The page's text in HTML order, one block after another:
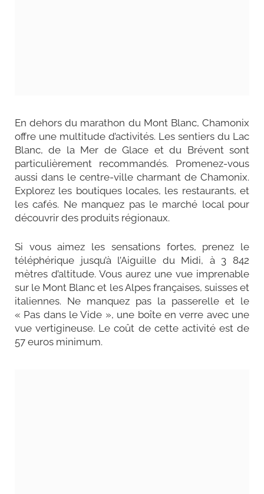
En dehors du marathon du Mont Blanc, Chamonix
offre une multitude d’activités. Les sentiers du Lac
Blanc, de la Mer de Glace et du Brévent sont
particulièrement recommandés. Promenez-vous
aussi dans le centre-ville charmant de Chamonix.
Explorez les boutiques locales, les restaurants, et
les cafés. Ne manquez pas le marché local pour
découvrir des produits régionaux.
Si vous aimez les sensations fortes, prenez le
téléphérique jusqu’à l’Aiguille du Midi, à 3 842
mètres d’altitude. Vous aurez une vue imprenable
sur le Mont Blanc et les Alpes françaises, suisses et
italiennes. Ne manquez pas la passerelle et le
« Pas dans le Vide », une boîte en verre avec une
vue vertigineuse. Le coût de cette activité est de
57 euros minimum.